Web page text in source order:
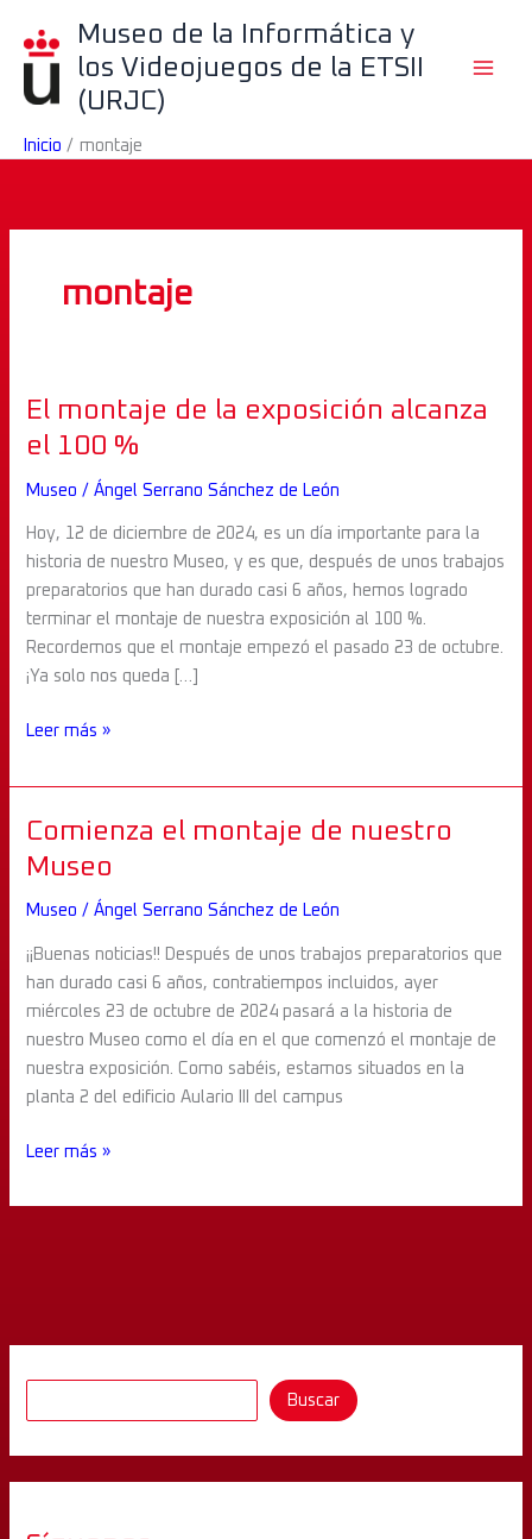
contenido
Museo de la Informática y
los Videojuegos de la ETSII
(URJC)
Inicio montaje
montaje
El montaje de la exposición alcanza
el 100 %
Museo /Ángel Serrano Sánchez de León
Hoy, 12 de diciembre de 2024, es un día importante para la
historia de nuestro Museo, y es que, después de unos trabajos
preparatorios que han durado casi 6 años, hemos logrado
terminar el montaje de nuestra exposición al 100 %.
Recordemos que el montaje empezó el pasado 23 de octubre.
¡Ya solo nos queda […]
El
montaje
la
alcanza
100
Leer más »
Comienza el montaje de nuestro
Museo
Museo /Ángel Serrano Sánchez de León
¡¡Buenas noticias!! Después de unos trabajos preparatorios que
han durado casi 6 años, contratiempos incluidos, ayer
miércoles 23 de octubre de 2024 pasará a la historia de
nuestro Museo como el día en el que comenzó el montaje de
nuestra exposición. Como sabéis, estamos situados en la
planta 2 del edificio Aulario III del campus
Comienza
el
de
Museo
Leer más »
u
a
Buscar